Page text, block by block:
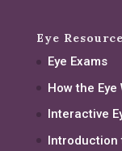
Eye
Eye Exams
How the Eye
Interactive
Introduction